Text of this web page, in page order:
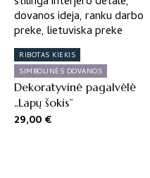
RIBOTAS KIEKIS
SIMBOLINĖS DOVANOS
Dekoratyvinė pagalvėlė
„Lapų šokis”
29,00€